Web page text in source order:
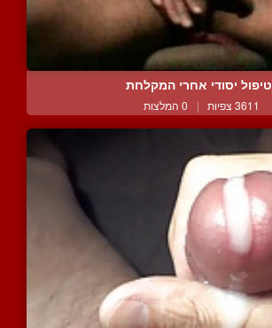
טיפול יסודי אחרי המקלחת
3611 צפיות | 0 המלצות